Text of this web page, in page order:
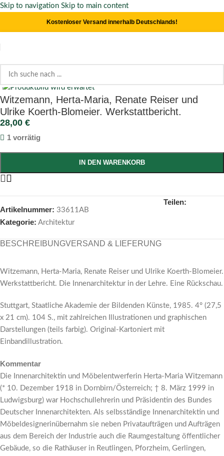
Skip to navigation Skip to main content
Kostenloser Versand innerhalb Deutschlands!
Start/ Architektur
Click to enlarge
Witzemann, Herta-Maria, Renate Reiser und
Ulrike Koerth-Blomeier. Werkstattbericht.
28,00 €
1 vorrätig
IN DEN WARENKORB
Artikelnummer: 33611AB
Kategorie: Architektur
Teilen:
BESCHREIBUNGVERSAND & LIEFERUNG
Witzemann, Herta-Maria, Renate Reiser und Ulrike Koerth-Blomeier.
Werkstattbericht. Die Innenarchitektur in der Lehre. Eine Rückschau.
Stuttgart, Staatliche Akademie der Bildenden Künste, 1985. 4° (27,5
x 21 cm). 104 S., mit zahlreichen Illustrationen und graphischen
Darstellungen (teils farbig). Original-Kartoniert mit
Einbandillustration.
Kommentar
Die Innenarchitektin und Möbelentwerferin Herta-Maria Witzemann
(* 10. Dezember 1918 in Dornbirn/Österreich; † 8. März 1999 in
Ludwigsburg) war Hochschullehrerin und Präsidentin des Bundes
Deutscher Innenarchitekten. Als selbsständige Innenarchitektin und
Möbeldesignerinübernahm sie neben Privataufträgen und Aufträgen
aus dem Bereich der Industrie auch die Raumgestaltung öffentlicher
Gebäude, so die Rathäuser in Reutlingen, Pforzheim, Gerlingen,